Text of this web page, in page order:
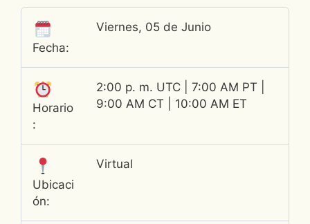
Fecha:
Viernes, 05 de Junio
Horario
:
2:00 p. m. UTC | 7:00 AM PT |
9:00 AM CT | 10:00 AM ET
Ubicaci
ón:
Virtual